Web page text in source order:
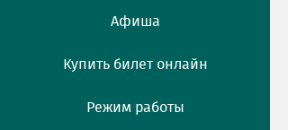
Афиша
Купить билет онлайн
Режим работы